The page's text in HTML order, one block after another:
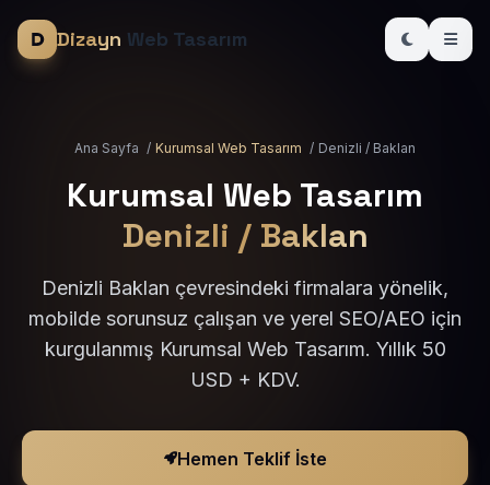
Dizayn Web Tasarım
Ana Sayfa / Kurumsal Web Tasarım / Denizli / Baklan
Kurumsal Web Tasarım
Denizli / Baklan
Denizli Baklan çevresindeki firmalara yönelik,
mobilde sorunsuz çalışan ve yerel SEO/AEO için
kurgulanmış Kurumsal Web Tasarım. Yıllık 50
USD + KDV.
Hemen Teklif İste